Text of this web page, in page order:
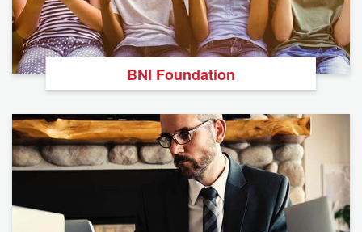
BNI Foundation